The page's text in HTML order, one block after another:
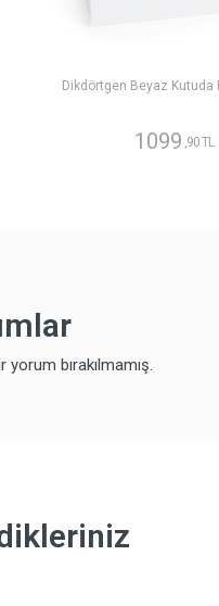
Dikdörtgen Beyaz Kutuda
1099 ,90 TL
bırakılmamış.